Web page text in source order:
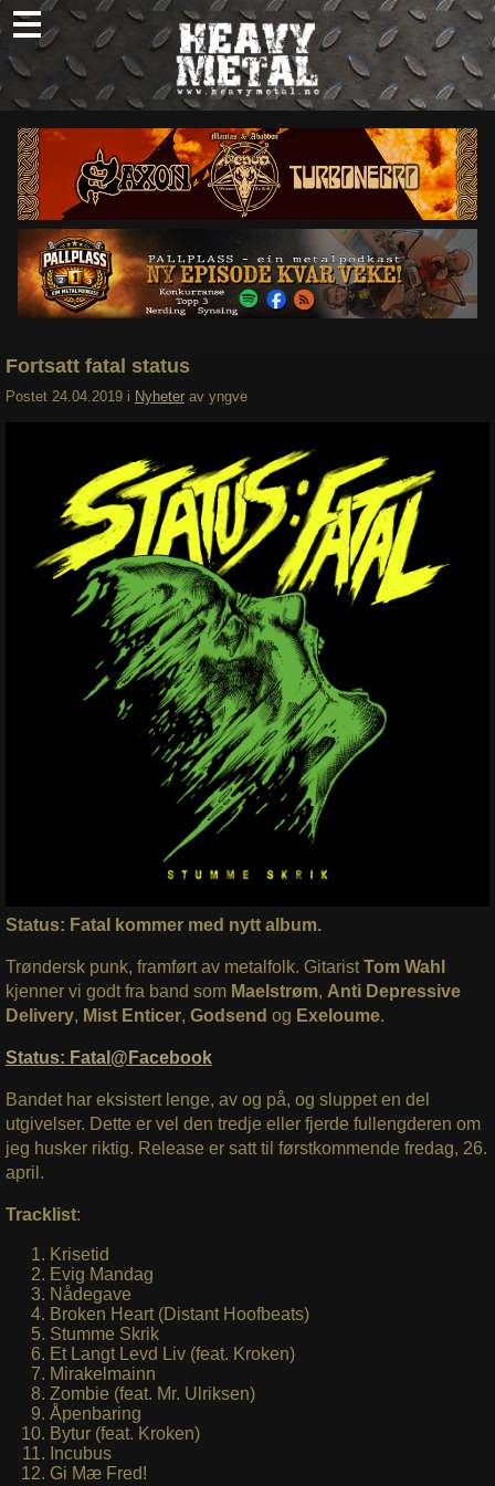
Skip
to
content
Nyheter
Omtaler
Intervjuer
Om oss
Abonner
Søk
Fortsatt fatal status
Postet 24.04.2019 i Nyheter av yngve
Status: Fatal kommer med nytt album.
Trøndersk punk, framført av metalfolk. GitaristTom Wahl
kjenner vi godt fra band som Maelstrøm, Anti Depressive
Delivery, Mist Enticer, Godsend og Exeloume.
Status: Fatal@Facebook
Bandet har eksistert lenge, av og på, og sluppet en del
utgivelser. Dette er vel den tredje eller fjerde fullengderen om
jeg husker riktig. Release er satt til førstkommende fredag, 26.
april.
Tracklist:
Krisetid
Evig Mandag
Nådegave
Broken Heart (Distant Hoofbeats)
Stumme Skrik
Et Langt Levd Liv (feat. Kroken)
Mirakelmainn
Zombie (feat. Mr. Ulriksen)
Åpenbaring
Bytur (feat. Kroken)
Incubus
Gi Mæ Fred!